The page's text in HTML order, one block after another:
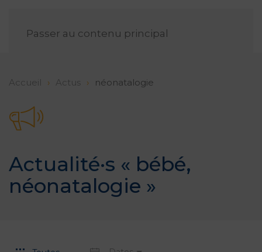
Passer au contenu principal
Accueil Actus néonatalogie
Actualité·s « bébé,
néonatalogie »